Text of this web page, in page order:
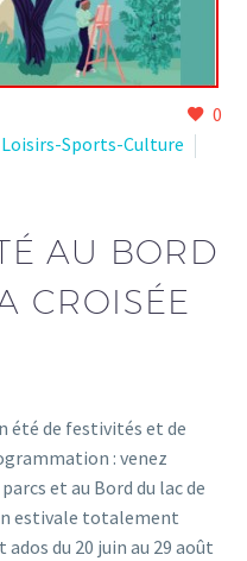
0
Loisirs-Sports-Culture
AU BORD
CROISÉE
été de festivités et de
: venez
et au Bord du lac de
estivale totalement
du 20 juin au 29 août